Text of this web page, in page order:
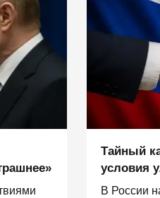
Тайный
условия
В России